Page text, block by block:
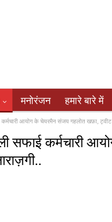
मनोरंजन हमारे बारे में
कर्मचारी आयोग के चेयरमैन संजय गहलोत खफ़ा, ट्वीट
सफाई कर्मचारी